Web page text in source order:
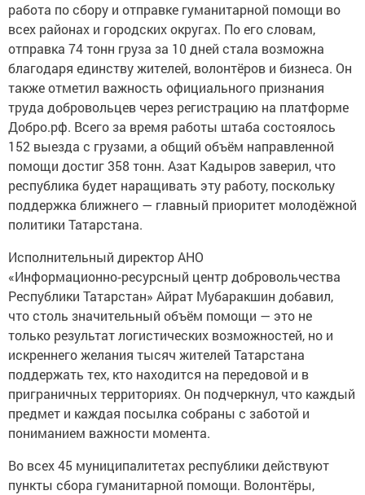
работа по сбору и отправке гуманитарной помощи во
всех районах и городских округах. По его словам,
отправка 74 тонн груза за 10 дней стала возможна
благодаря единству жителей, волонтёров и бизнеса. Он
также отметил важность официального признания
труда добровольцев через регистрацию на платформе
Добро.рф. Всего за время работы штаба состоялось
152 выезда с грузами, а общий объём направленной
помощи достиг 358 тонн. Азат Кадыров заверил, что
республика будет наращивать эту работу, поскольку
поддержка ближнего — главный приоритет молодёжной
политики Татарстана.
Исполнительный директор АНО
«Информационно‑ресурсный центр добровольчества
Республики Татарстан» Айрат Мубаракшин добавил,
что столь значительный объём помощи — это не
только результат логистических возможностей, но и
искреннего желания тысяч жителей Татарстана
поддержать тех, кто находится на передовой и в
приграничных территориях. Он подчеркнул, что каждый
предмет и каждая посылка собраны с заботой и
пониманием важности момента.
Во всех 45 муниципалитетах республики действуют
пункты сбора гуманитарной помощи. Волонтёры,